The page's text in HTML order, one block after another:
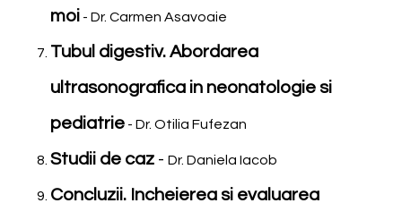
moi - Dr. Carmen Asavoaie
Tubul digestiv. Abordarea
ultrasonografica in neonatologie si
pediatrie - Dr. Otilia Fufezan
Studii de caz - Dr. Daniela Iacob
Concluzii. Incheierea si evaluarea